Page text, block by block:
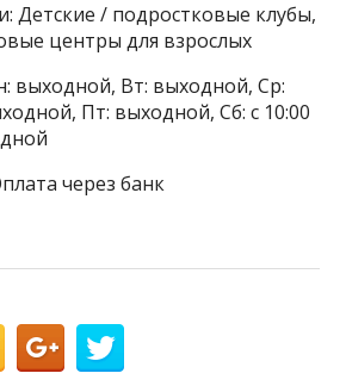
Детские / подростковые клубы,
центры для взрослых
выходной, Вт: выходной, Ср:
Пт: выходной, Сб: с 10:00
через банк